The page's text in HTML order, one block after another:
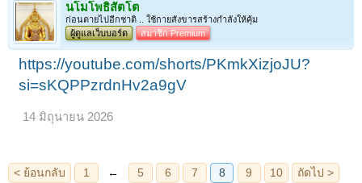
นโมโพธิสัตโต
ก่อนตายไปอีกชาติ .. ใช้กายสังขารสร้างกำลังให้คุ้ม
ผู้ดูแลเว็บบอร์ด
สมาชิก Premium
https://youtube.com/shorts/PKmkXizjoJU?
si=sKQPPzrdnHv2a9gV
14 มิถุนายน 2026